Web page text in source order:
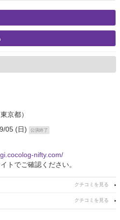
東京都）
05 (日)
公演終了
nifty.com/
トでご確認ください。